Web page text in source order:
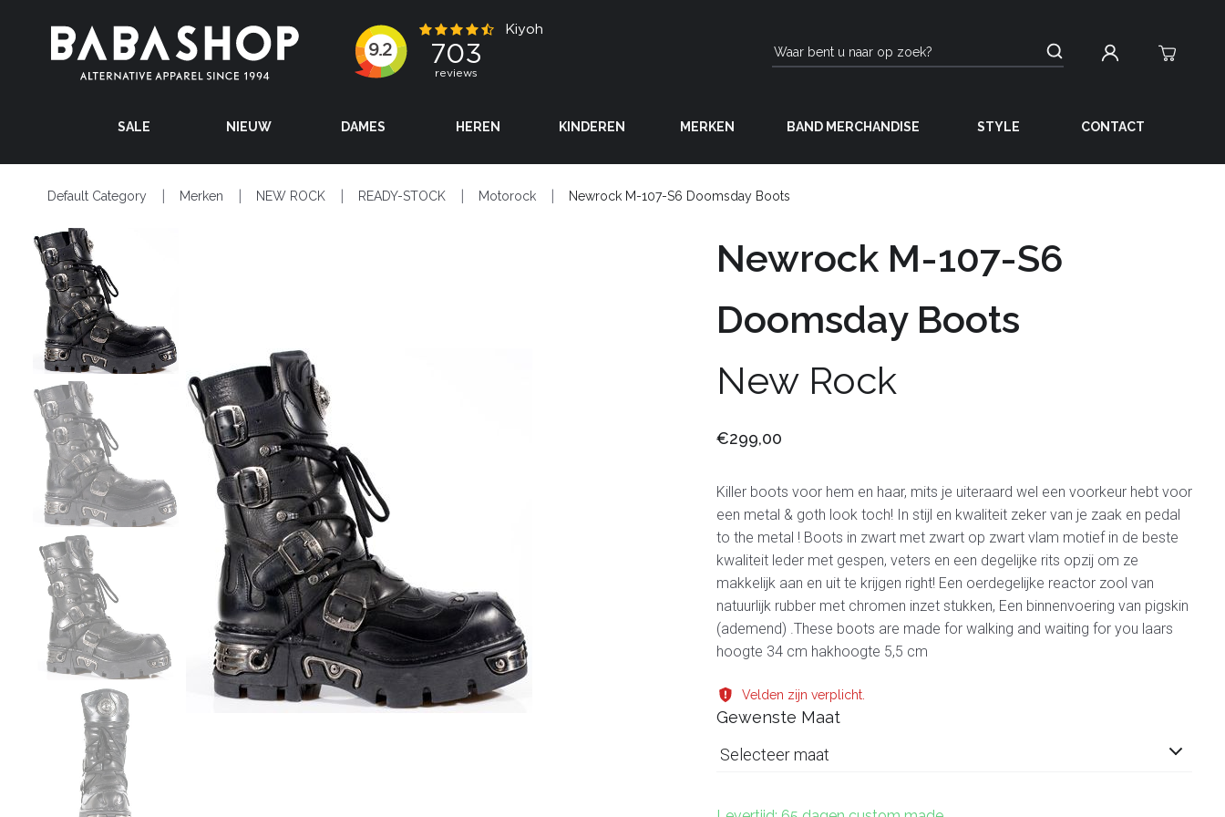
SALE NIEUW DAMES HEREN KINDEREN MERKEN BAND MERCHANDISE STYLE CONTACT
Default Category Merken NEW ROCK READY-STOCK Motorock Newrock M-107-S6 Doomsday Boots
Newrock M-107-S6
Doomsday Boots
New Rock
€299,00
Killer boots voor hem en haar, mits je uiteraard wel een voorkeur hebt voor
een metal & goth look toch! In stijl en kwaliteit zeker van je zaak en pedal
to the metal ! Boots in zwart met zwart op zwart vlam motief in de beste
kwaliteit leder met gespen, veters en een degelijke rits opzij om ze
makkelijk aan en uit te krijgen right! Een oerdegelijke reactor zool van
natuurlijk rubber met chromen inzet stukken, Een binnenvoering van pigskin
(ademend) .These boots are made for walking and waiting for you laars
hoogte 34 cm hakhoogte 5,5 cm
Velden zijn verplicht.
Gewenste Maat
Selecteer maat